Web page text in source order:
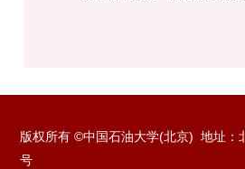
版权所有 ©中国石油大学(北京) 地址：
号